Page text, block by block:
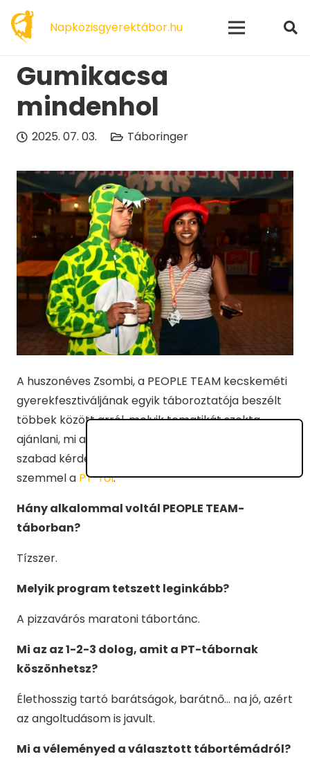
Napközisgyerektábor.hu
Gumikacsa
mindenhol
2025. 07. 03. Táboringer
A huszonéves Zsombi, a PEOPLE TEAM kecskeméti
gyerekfesztiváljának egyik táboroztatója beszélt
többek között arról, melyik tematikát szokta
ajánlani, mi a kedvenc programja, és mit nem
szabad kérdezni az irodában. Táboroztatói
szemmel a PT-ről.
Hány alkalommal voltál PEOPLE TEAM-
táborban?
Tízszer.
Melyik program tetszett leginkább?
A pizzavárós maratoni tábortánc.
Mi az az 1-2-3 dolog, amit a PT-tábornak
köszönhetsz?
Élethosszig tartó barátságok, barátnő… na jó, azért
az angoltudásom is javult.
Mi a véleményed a választott tábortémádról?